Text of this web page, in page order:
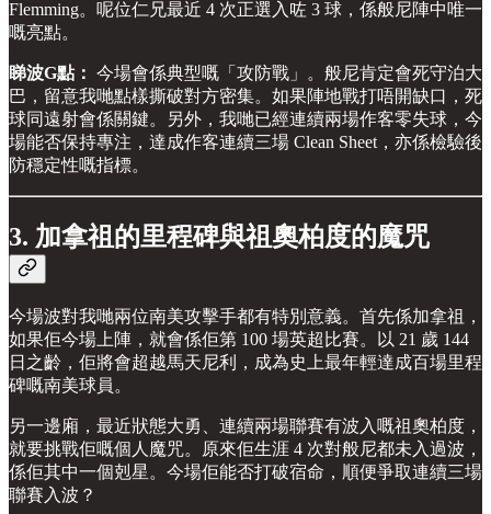
Flemming。呢位仁兄最近 4 次正選入咗 3 球，係般尼陣中唯一
嘅亮點。
睇波G點： 今場會係典型嘅「攻防戰」。般尼肯定會死守泊大
巴，留意我哋點樣撕破對方密集。如果陣地戰打唔開缺口，死
球同遠射會係關鍵。另外，我哋已經連續兩場作客零失球，今
場能否保持專注，達成作客連續三場 Clean Sheet，亦係檢驗後
防穩定性嘅指標。
3. 加拿祖的里程碑與祖奧柏度的魔咒
今場波對我哋兩位南美攻擊手都有特別意義。首先係加拿祖，
如果佢今場上陣，就會係佢第 100 場英超比賽。以 21 歲 144
日之齡，佢將會超越馬天尼利，成為史上最年輕達成百場里程
碑嘅南美球員。
另一邊廂，最近狀態大勇、連續兩場聯賽有波入嘅祖奧柏度，
就要挑戰佢嘅個人魔咒。原來佢生涯 4 次對般尼都未入過波，
係佢其中一個剋星。今場佢能否打破宿命，順便爭取連續三場
聯賽入波？